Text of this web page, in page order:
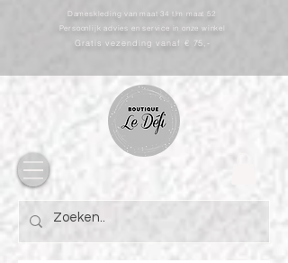
Dameskleding van maat 34 t/m maat 52
Persoonlijk advies en service in onze winkel
Gratis vezending vanaf € 75,-